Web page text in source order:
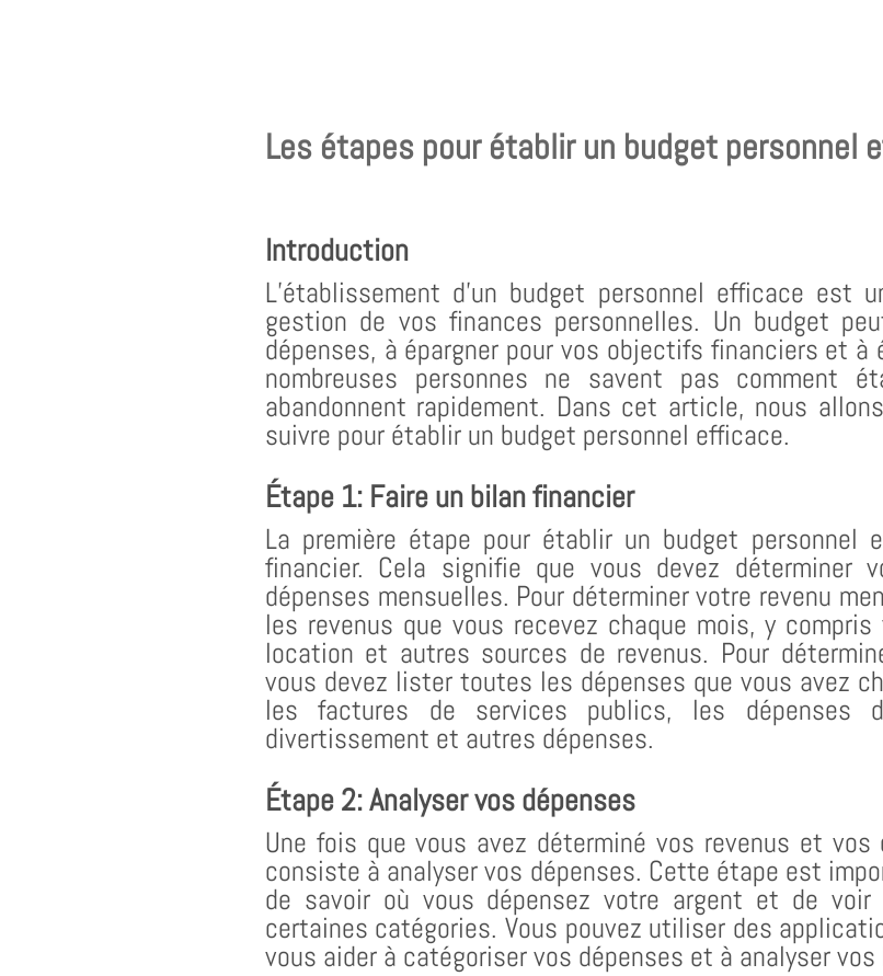
Les étapes pour établir un budget personnel
Introduction
L’établissement d’un budget personnel efficace est
gestion de vos finances personnelles. Un budget
dépenses, à épargner pour vos objectifs financiers et
nombreuses personnes ne savent pas comment
abandonnent rapidement. Dans cet article, nous
suivre pour établir un budget personnel efficace.
Étape 1: Faire un bilan financier
La première étape pour établir un budget
financier. Cela signifie que vous devez déterminer
dépenses mensuelles. Pour déterminer votre revenu
les revenus que vous recevez chaque mois, y
location et autres sources de revenus. Pour
vous devez lister toutes les dépenses que vous avez
les factures de services publics, les dépenses
divertissement et autres dépenses.
Étape 2: Analyser vos dépenses
Une fois que vous avez déterminé vos revenus et vos
consiste à analyser vos dépenses. Cette étape est
de savoir où vous dépensez votre argent et de
certaines catégories. Vous pouvez utiliser des
vous aider à catégoriser vos dépenses et à analyser